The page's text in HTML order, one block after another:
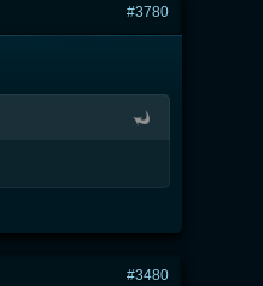
#3780
#3480